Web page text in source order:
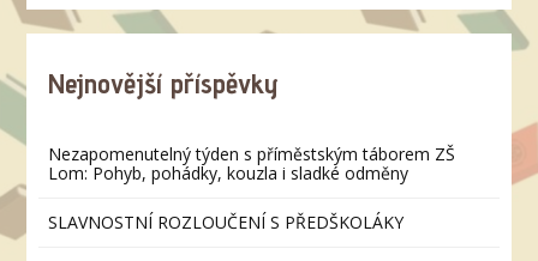
Nejnovější příspěvky
Nezapomenutelný týden s příměstským táborem ZŠ
Lom: Pohyb, pohádky, kouzla i sladké odměny
SLAVNOSTNÍ ROZLOUČENÍ S PŘEDŠKOLÁKY